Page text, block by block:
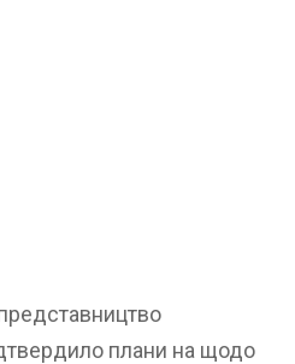
плани на щодо